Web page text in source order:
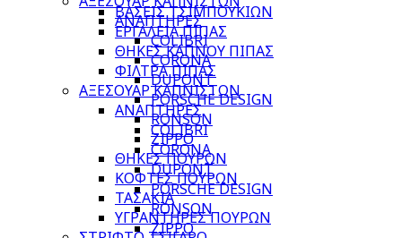
ΑΝΑΠΤΗΡΕΣ
COLIBRI
CORONA
DUPONT
PORSCHE DESIGN
RONSON
ZIPPO
ΘΗΚΕΣ ΠΟΥΡΩΝ
ΚΟΦΤΕΣ ΠΟΥΡΩΝ
ΤΑΣΑΚΙΑ
ΥΓΡΑΝΤΗΡΕΣ ΠΟΥΡΩΝ
ΒΑΣΕΙΣ ΤΣΙΜΠΟΥΚΙΩΝ
ΕΡΓΑΛΕΙΑ ΠΙΠΑΣ
ΘΗΚΕΣ ΚΑΠΝΟΥ ΠΙΠΑΣ
ΦΙΛΤΡΑ ΠΙΠΑΣ
ΑΞΕΣΟΥΑΡ ΚΑΠΝΙΣΤΩΝ
ΑΝΑΠΤΗΡΕΣ
COLIBRI
CORONA
DUPONT
PORSCHE DESIGN
RONSON
ZIPPO